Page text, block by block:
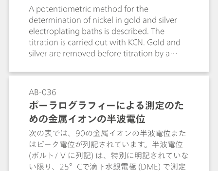
column excels by an outstanding
separation performance for complex
mixtures comprising standard cations,
transition metal cations and amines.
A potentiometric method for the
determination of nickel in gold and silver
electroplating baths is described. The
titration is carried out with KCN. Gold and
silver are removed before titration by a
determine nickel in steel alloys, etc. (see the
→ (NH4)2[Ni(CN)4] + 4 K+
AB-036
ポーラログラフィーによる測定のた
めの金属イオンの半波電位
次の表では、90の金属イオンの半波電位また
はピーク電位が列記されています。半波電位
(ボルト/ V に列記) は、特別に明記されていな
い限り、25°Cで滴下水銀電極 (DME) で測定